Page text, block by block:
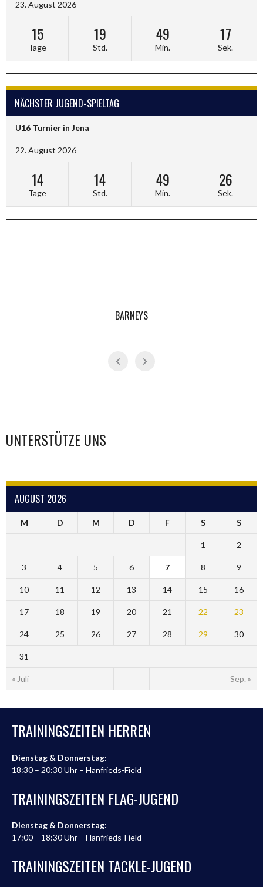
23. August 2026
15
Tage
19
Std.
49
Min.
17
Sek.
NÄCHSTER JUGEND-SPIELTAG
U16 Turnier in Jena
22. August 2026
14
Tage
14
Std.
49
Min.
26
Sek.
BARNEYS
UNTERSTÜTZE UNS
AUGUST 2026
M D M D F S S
« Juli Sep. »
1 2
3 4 5 6 7 8 9
10 11 12 13 14 15 16
17 18 19 20 21 22 23
24 25 26 27 28 29 30
31
TRAININGSZEITEN HERREN
Dienstag & Donnerstag:
18:30 – 20:30 Uhr – Hanfrieds-Field
TRAININGSZEITEN FLAG-JUGEND
Dienstag & Donnerstag:
17:00 – 18:30 Uhr – Hanfrieds-Field
TRAININGSZEITEN TACKLE-JUGEND